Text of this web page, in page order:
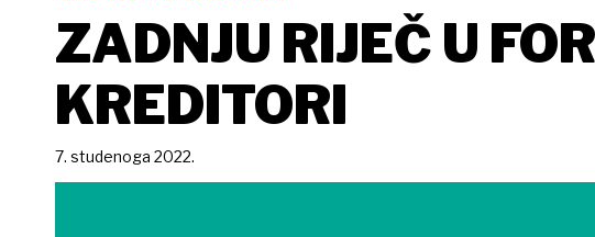
ZADNJU RIJEČ U
KREDITORI
7. studenoga 2022.